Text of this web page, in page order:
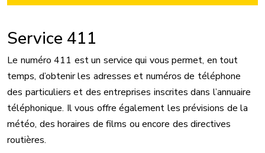
Service 411
Le numéro 411 est un service qui vous permet, en tout
temps, d’obtenir les adresses et numéros de téléphone
des particuliers et des entreprises inscrites dans l’annuaire
téléphonique. Il vous offre également les prévisions de la
météo, des horaires de films ou encore des directives
routières.